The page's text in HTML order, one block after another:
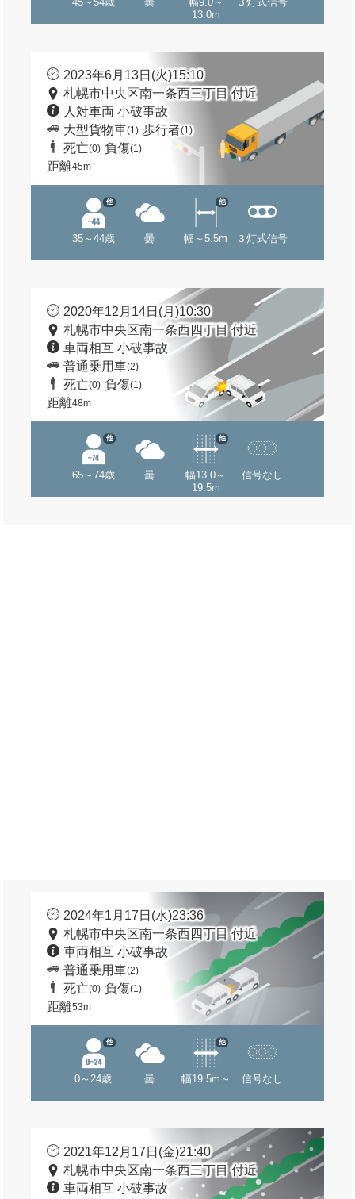
13.0m
2023年6月13日(火)15:10
札幌市中央区南一条西三丁目 付近
人対車両 小破事故
大型貨物車(1) 歩行者(1)
死亡(0) 負傷(1)
距離45m
35～44歳
他
曇 幅～5.5m
他
３灯式信号
2020年12月14日(月)10:30
札幌市中央区南一条西四丁目 付近
車両相互 小破事故
普通乗用車(2)
死亡(0) 負傷(1)
距離48m
65～74歳
他
曇
幅13.0～
19.5m
他
信号なし
2024年1月17日(水)23:36
札幌市中央区南一条西四丁目 付近
車両相互 小破事故
普通乗用車(2)
死亡(0) 負傷(1)
距離53m
0～24歳
他
曇 幅19.5m～
他
信号なし
2021年12月17日(金)21:40
札幌市中央区南一条西三丁目 付近
車両相互 小破事故